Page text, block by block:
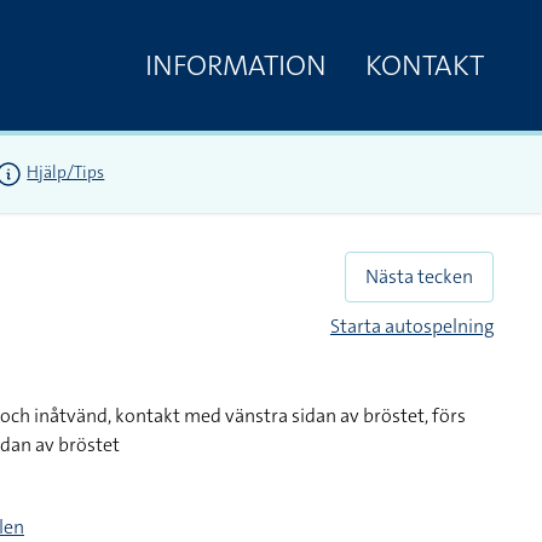
INFORMATION KONTAKT
Hjälp/Tips
Nästa tecken
Starta autospelning
inåtvänd, kontakt med vänstra sidan av bröstet, förs
av bröstet